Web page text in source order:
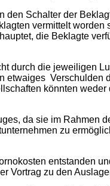
Schalter der
vermittelt
die Beklagte
durch die jeweiligen
etwaiges
könnten
da sie im Rahmen
zu
entstanden
Vortrag zu den